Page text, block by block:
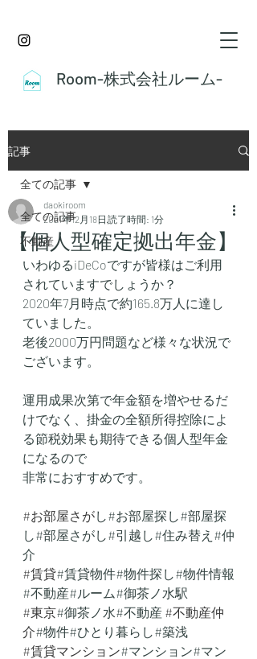
Room-株式会社ルーム-
記事
全ての記事
不動産
全ての記事
【個人型確定拠出年金】
daokiroom
2021年12月18日 読了時間: 1分
いわゆるiDeCoですが皆様はご利用
されていますでしょうか？
2020年7月時点で約165.8万人に達し
ていました。
老後2000万円問題など様々な状況で
ございます。
運用成果次第で年金額を増やせるだ
けでなく、掛金の全額所得控除によ
る節税効果も期待できる個人型年金
になるので
非常におすすめです。
#お部屋さがし#お部屋探し#部屋探
し#部屋さがし#引越し#住み替え#仲
介
#賃貸#賃貸物件#物件探し#物件情報
#不動産#ルーム#御茶ノ水駅
#東京#御茶ノ水#不動産 #不動産仲
介#物件#ひとり暮らし#築浅
#賃貸マンション#マンション#マン